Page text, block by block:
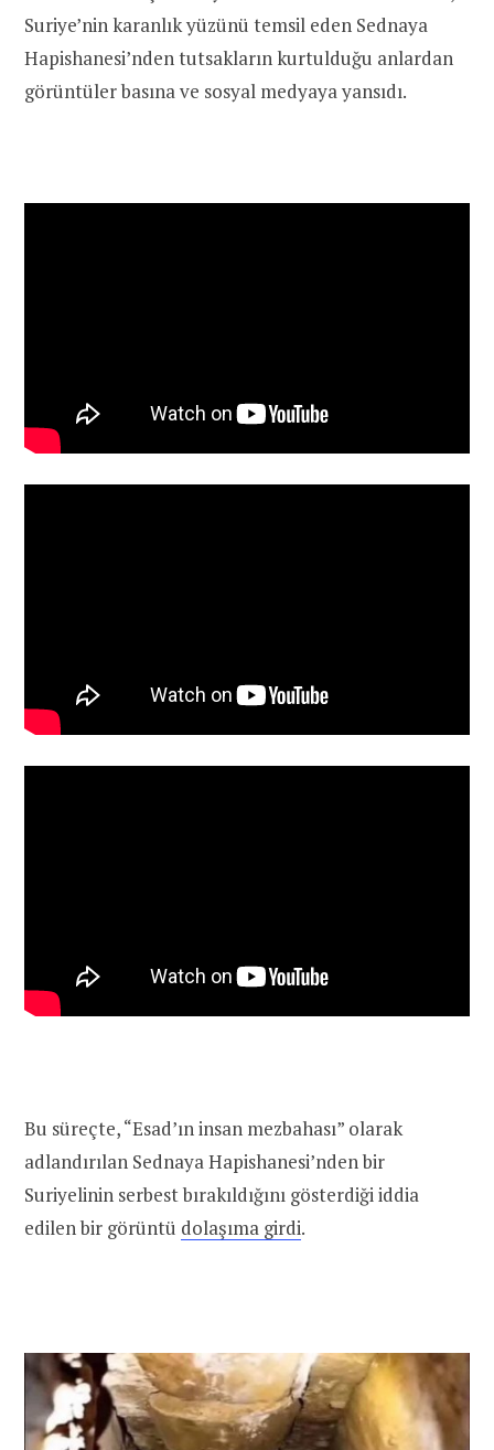
Suriye’nin karanlık yüzünü temsil eden Sednaya
Hapishanesi’nden tutsakların kurtulduğu anlardan
görüntüler basına ve sosyal medyaya yansıdı.
Bu süreçte, “Esad’ın insan mezbahası” olarak
adlandırılan Sednaya Hapishanesi’nden bir
Suriyelinin serbest bırakıldığını gösterdiği iddia
edilen bir görüntü dolaşıma girdi.